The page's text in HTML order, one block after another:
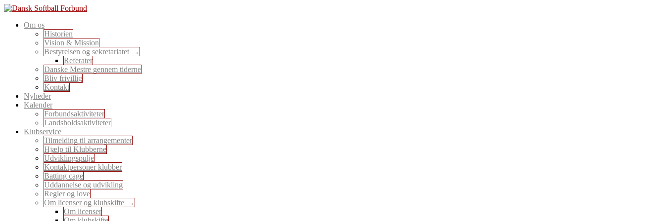
Skip
content
Dansk Softball Forbund
En sport for alle
Om os
Historien
Vision & Mission
Bestyrelsen og sekretariatet
Referater
Danske Mestre gennem tiderne
Bliv frivillig
Kontakt
Nyheder
Kalender
Forbundsaktiviteter
Landsholdsaktiviteter
Klubservice
Tilmelding til arrangementer
Hjælp til Klubberne
Udviklingspulje
Kontaktpersoner klubber
Batting cage
Uddannelse og udvikling
Regler og love
Om licenser og klubskifte
Om licenser